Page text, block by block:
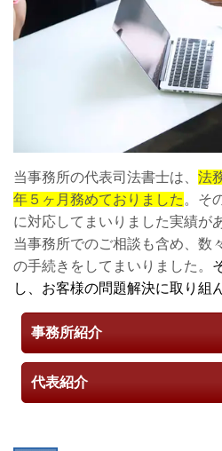
当事務所の代表司法書士は、 法
年５ヶ月務めておりました 。そ
に対応してまいりました実績が
当事務所でのご相談も含め、数
の手続きをしてまいりました。
し、お客様の問題解決に取り組
事務所紹介
代表紹介